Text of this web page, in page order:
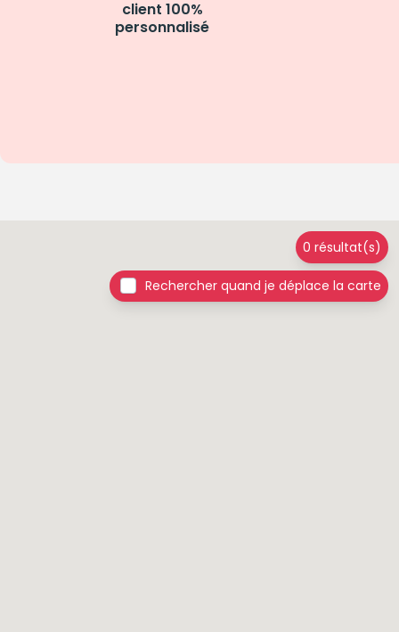
client 100%
personnalisé
0 résultat(s)
Rechercher quand je déplace la carte